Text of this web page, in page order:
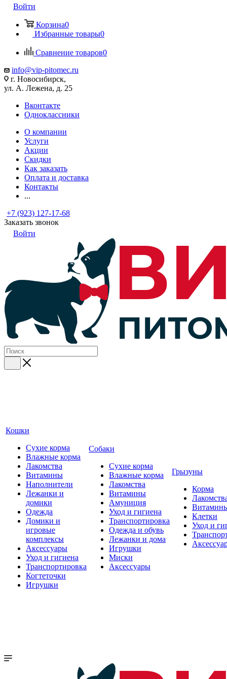
Войти
Корзина0
Избранные товары0
Сравнение товаров0
info@vip-pitomec.ru
г. Новосибирск,
ул. А. Лежена, д. 25
Вконтакте
Одноклассники
О компании
Услуги
Акции
Скидки
Как заказать
Оплата и доставка
Контакты
...
+7 (923) 127-17-68
Заказать звонок
Войти
Кошки
Сухие корма
Влажные корма
Лакомства
Витамины
Наполнители
Лежанки и
домики
Одежда
Домики и
игровые
комплексы
Аксессуары
Уход и гигиена
Транспортировка
Когтеточки
Игрушки
Собаки
Сухие корма
Влажные корма
Лакомства
Витамины
Амуниция
Уход и гигиена
Транспортировка
Одежда и обувь
Лежанки и дома
Игрушки
Миски
Аксессуары
Грызуны
Корма
Клетки
Уход и